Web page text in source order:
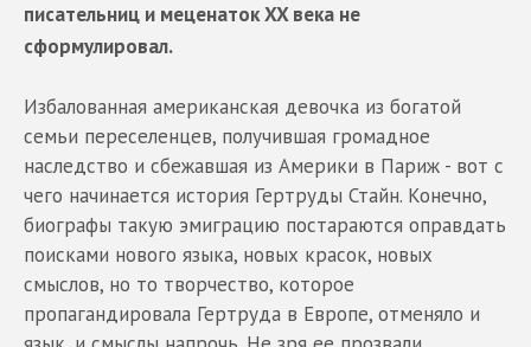
писательниц и меценаток XX века не
сформулировал.
Избалованная американская девочка из богатой
семьи переселенцев, получившая громадное
наследство и сбежавшая из Америки в Париж - вот с
чего начинается история Гертруды Стайн. Конечно,
биографы такую эмиграцию постараются оправдать
поисками нового языка, новых красок, новых
смыслов, но то творчество, которое
пропагандировала Гертруда в Европе, отменяло и